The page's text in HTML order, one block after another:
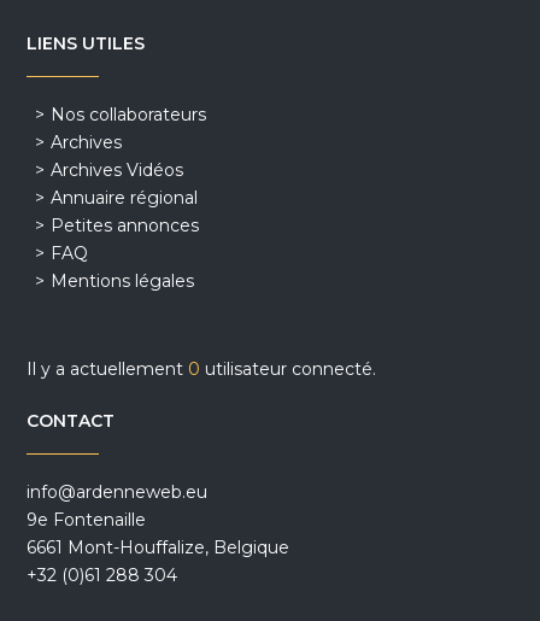
LIENS UTILES
Nos collaborateurs
Archives
Archives Vidéos
Annuaire régional
Petites annonces
FAQ
Mentions légales
Il y a actuellement 0 utilisateur connecté.
CONTACT
info@ardenneweb.eu
9e Fontenaille
6661 Mont-Houffalize, Belgique
+32 (0)61 288 304